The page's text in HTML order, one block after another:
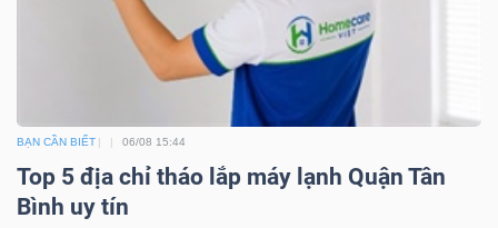
BẠN CẦN BIẾT 06/08 15:44
Top 5 địa chỉ tháo lắp máy lạnh Quận Tân
Bình uy tín